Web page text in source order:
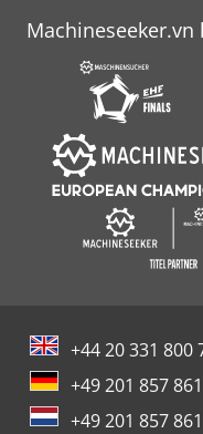
+44 20 331 800
+49 201 857
+49 201 857